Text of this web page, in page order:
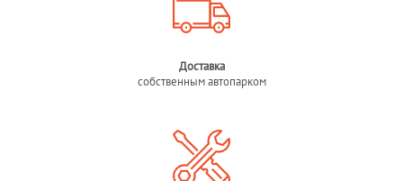
Доставка
собственным автопарком